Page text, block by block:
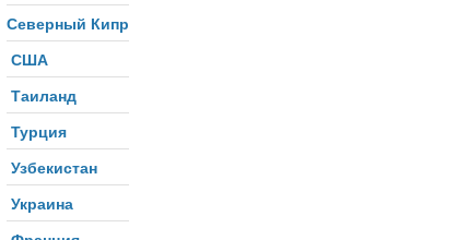
Северный Кипр
США
Таиланд
Турция
Узбекистан
Украина